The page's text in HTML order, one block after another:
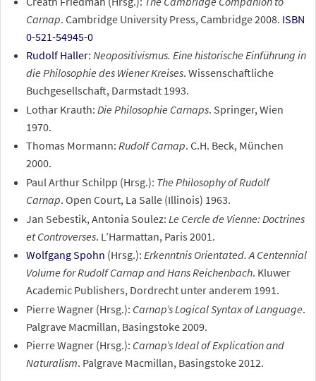
Carnap. Cambridge University Press, Cambridge 2008. ISBN
0-521-54945-0
Rudolf Haller: Neopositivismus. Eine historische Einführung in
die Philosophie des Wiener Kreises. Wissenschaftliche
Buchgesellschaft, Darmstadt 1993.
Lothar Krauth: Die Philosophie Carnaps. Springer, Wien
1970.
Thomas Mormann: Rudolf Carnap. C.H. Beck, München
2000.
Paul Arthur Schilpp (Hrsg.): The Philosophy of Rudolf
Carnap. Open Court, La Salle (Illinois) 1963.
Jan Sebestik, Antonia Soulez: Le Cercle de Vienne: Doctrines
et Controverses. L’Harmattan, Paris 2001.
Wolfgang Spohn (Hrsg.): Erkenntnis Orientated. A Centennial
Volume for Rudolf Carnap and Hans Reichenbach. Kluwer
Academic Publishers, Dordrecht unter anderem 1991.
Pierre Wagner (Hrsg.): Carnap’s Logical Syntax of Language.
Palgrave Macmillan, Basingstoke 2009.
Pierre Wagner (Hrsg.): Carnap’s Ideal of Explication and
Naturalism. Palgrave Macmillan, Basingstoke 2012.